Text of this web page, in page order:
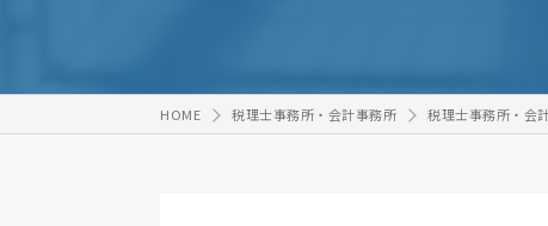
HOME 税理士事務所・会計事務所 税理士事務所・会